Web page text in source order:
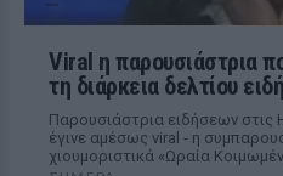
Viral η παρουσιάστρια
τη διάρκεια δελτίου
Παρουσιάστρια ειδήσεων στις
έγινε αμέσως viral - η
χιουμοριστικά «Ωραία